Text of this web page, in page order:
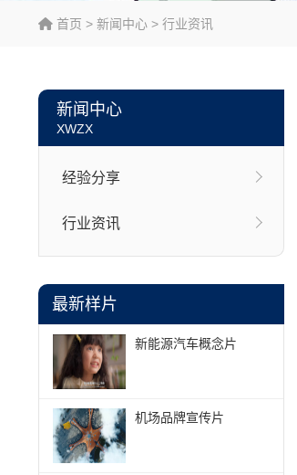
首页 > 新闻中心 > 行业资讯
新闻中心
XWZX
经验分享
行业资讯
最新样片
新能源汽车概念片
机场品牌宣传片